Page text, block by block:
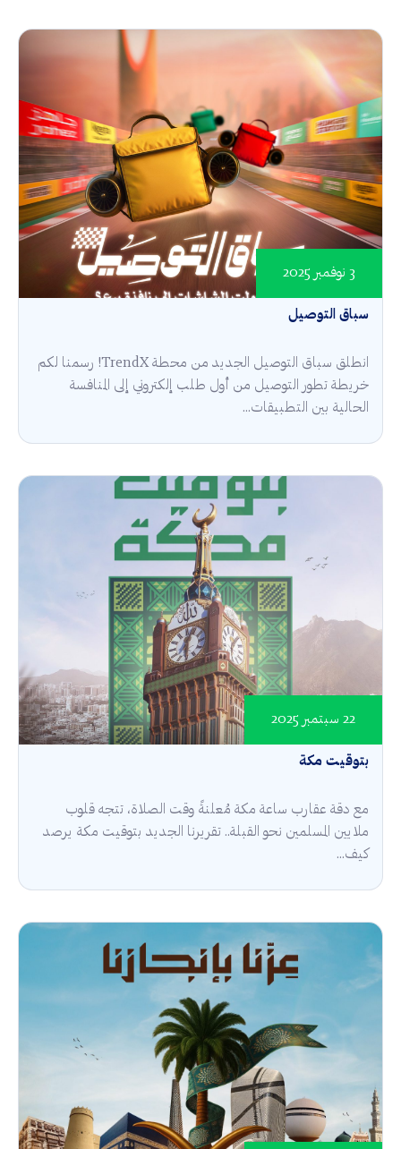
سباق التوصيل
3 نوفمبر 2025
انطلق سباق التوصيل الجديد من محطة TrendX! رسمنا لكم
خريطة تطور التوصيل من أول طلب إلكتروني إلى المنافسة
الحالية بين التطبيقات...
بتوقيت مكة
22 سبتمبر 2025
مع دقة عقارب ساعة مكة مُعلنةً وقت الصلاة، تتجه قلوب
ملايين المسلمين نحو القبلة.. تقريرنا الجديد بتوقيت مكة يرصد
كيف...